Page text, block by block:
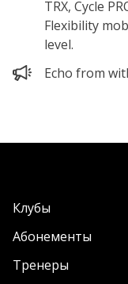
TRX, Cycle
Flexibility
level.
Echo from
Клубы
Абонементы
Тренеры